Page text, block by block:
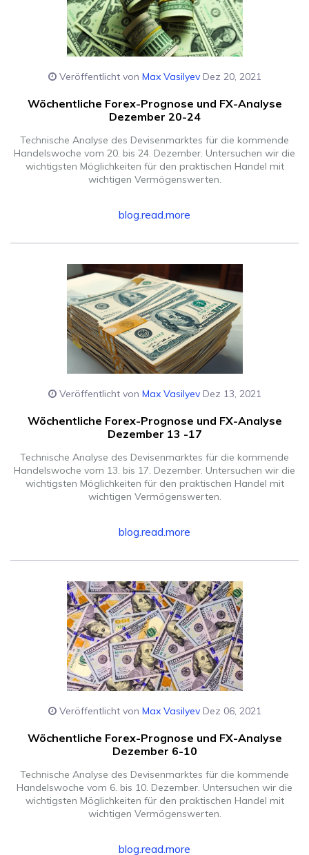
Veröffentlicht von Max VasilyevDez 20, 2021
Wöchentliche Forex-Prognose und FX-Analyse
Dezember 20-24
Technische Analyse des Devisenmarktes für die kommende
Handelswoche vom 20. bis 24. Dezember. Untersuchen wir die
wichtigsten Möglichkeiten für den praktischen Handel mit
wichtigen Vermögenswerten.
blog.read.more
Veröffentlicht von Max VasilyevDez 13, 2021
Wöchentliche Forex-Prognose und FX-Analyse
Dezember 13 -17
Technische Analyse des Devisenmarktes für die kommende
Handelswoche vom 13. bis 17. Dezember. Untersuchen wir die
wichtigsten Möglichkeiten für den praktischen Handel mit
wichtigen Vermögenswerten.
blog.read.more
Veröffentlicht von Max VasilyevDez 06, 2021
Wöchentliche Forex-Prognose und FX-Analyse
Dezember 6-10
Technische Analyse des Devisenmarktes für die kommende
Handelswoche vom 6. bis 10. Dezember. Untersuchen wir die
wichtigsten Möglichkeiten für den praktischen Handel mit
wichtigen Vermögenswerten.
blog.read.more